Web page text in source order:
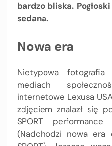
bardzo bliska.
sedana.
Nowa era
Nietypowa
mediach
internetowe Lexusa
zdjęciem znalazł się
SPORT
(Nadchodzi nowa